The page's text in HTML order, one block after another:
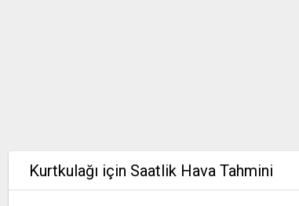
Kurtkulağı için Saatlik Hava Tahmini